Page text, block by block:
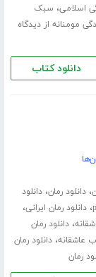
اسلامی، سبک
مومنانه از دیدگاه
دانلود کتاب
،دانلود رمان،دانلود
،دانلود رمان ایرانی،
،دانلود رمان
عاشقانه،دانلود رمان
رمان